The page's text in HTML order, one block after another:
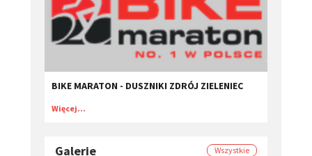
BIKE MARATON - DUSZNIKI ZDRÓJ ZIELENIEC
Więcej...
Galerie Wszystkie